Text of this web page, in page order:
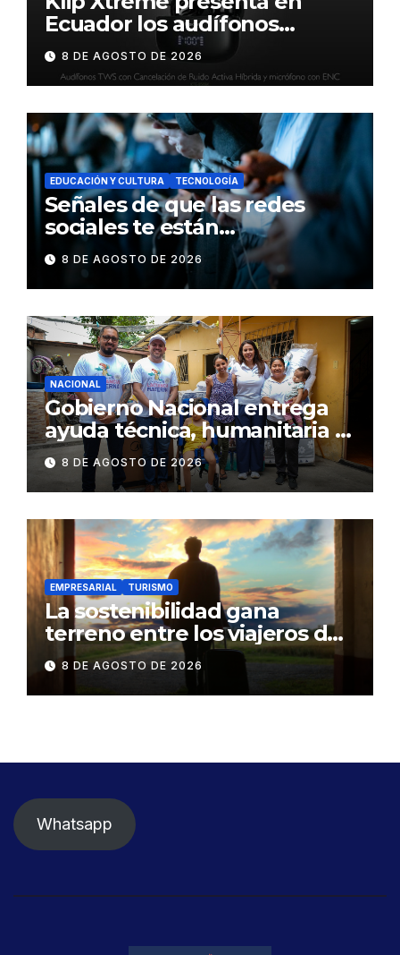
Ecuador los audífonos
DynaBuds con sonido
inteligente y control táctil
8 DE AGOSTO DE 2026
EDUCACIÓN Y CULTURA TECNOLOGÍA
Señales de que las redes
sociales te están
consumiendo
8 DE AGOSTO DE 2026
NACIONAL
Gobierno Nacional entrega
ayuda técnica, humanitaria y
Bono Joaquín Gallegos Lara a
familia en situación de
vulnerabilidad
8 DE AGOSTO DE 2026
EMPRESARIAL TURISMO
La sostenibilidad gana
terreno entre los viajeros de
negocios
8 DE AGOSTO DE 2026
Whatsapp